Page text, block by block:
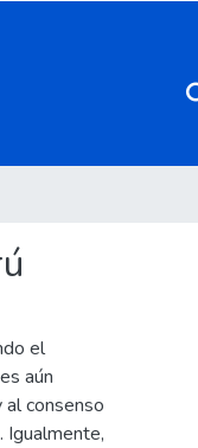
el
aún
consenso
Igualmente,